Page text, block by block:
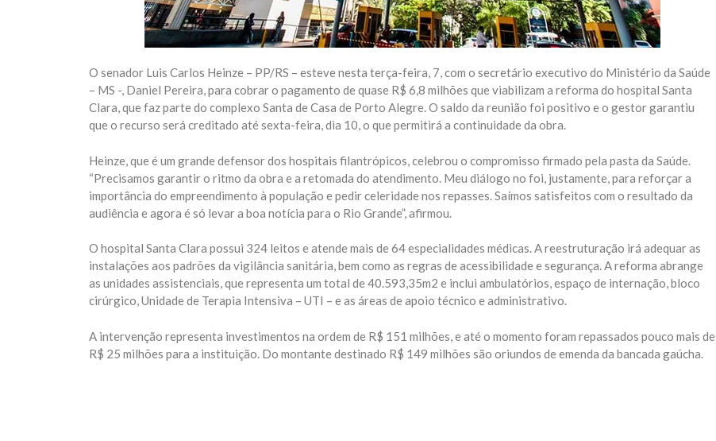
O senador Luis Carlos Heinze – PP/RS – esteve nesta terça-feira, 7, com o secretário executivo do Ministério da Saúde
– MS -, Daniel Pereira, para cobrar o pagamento de quase R$ 6,8 milhões que viabilizam a reforma do hospital Santa
Clara, que faz parte do complexo Santa de Casa de Porto Alegre. O saldo da reunião foi positivo e o gestor garantiu
que o recurso será creditado até sexta-feira, dia 10, o que permitirá a continuidade da obra.
Heinze, que é um grande defensor dos hospitais filantrópicos, celebrou o compromisso firmado pela pasta da Saúde.
“Precisamos garantir o ritmo da obra e a retomada do atendimento. Meu diálogo no foi, justamente, para reforçar a
importância do empreendimento à população e pedir celeridade nos repasses. Saímos satisfeitos com o resultado da
audiência e agora é só levar a boa notícia para o Rio Grande”, afirmou.
O hospital Santa Clara possui 324 leitos e atende mais de 64 especialidades médicas. A reestruturação irá adequar as
instalações aos padrões da vigilância sanitária, bem como as regras de acessibilidade e segurança. A reforma abrange
as unidades assistenciais, que representa um total de 40.593,35m2 e inclui ambulatórios, espaço de internação, bloco
cirúrgico, Unidade de Terapia Intensiva – UTI – e as áreas de apoio técnico e administrativo.
A intervenção representa investimentos na ordem de R$ 151 milhões, e até o momento foram repassados pouco mais de
R$ 25 milhões para a instituição. Do montante destinado R$ 149 milhões são oriundos de emenda da bancada gaúcha.